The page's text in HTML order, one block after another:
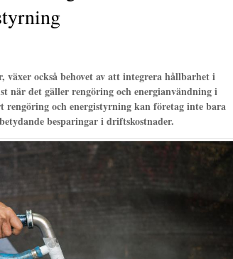
också behovet av att integrera hållbarhet i
när det gäller rengöring och energianvändning i
och energistyrning kan företag inte bara
besparingar i driftskostnader.